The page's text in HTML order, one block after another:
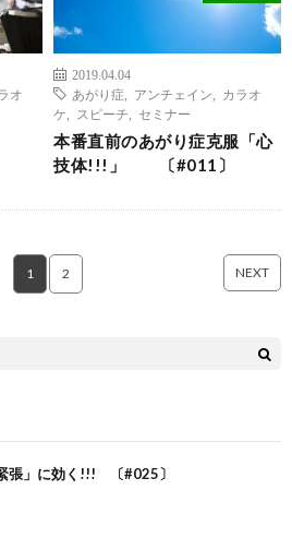
オ
2019.04.04
あがり症
アンチェイン
カラオ
ケ
スピーチ セミナー
本番直前のあがり症克服「心
技体!!!」 〔#011〕
1 2 NEXT
張」に効く!!! 〔#025〕